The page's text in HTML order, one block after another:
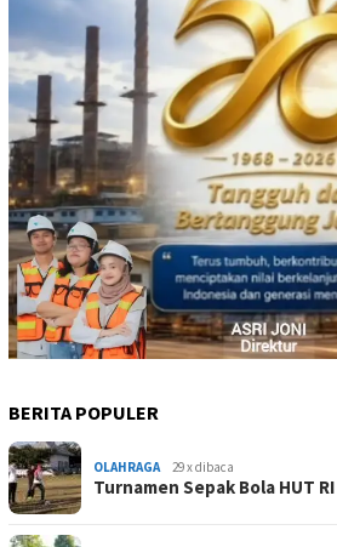
BERITA POPULER
OLAHRAGA 29 x dibaca
Turnamen Sepak Bola HUT